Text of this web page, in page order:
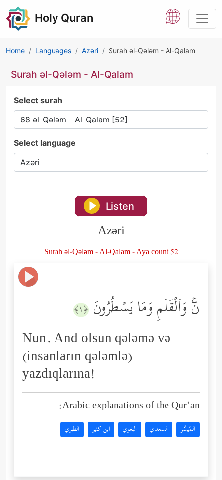
Holy Quran
Home Languages Azəri Surah əl-Qələm - Al-Qalam
Surah əl-Qələm - Al-Qalam
Select surah
Select language
Listen
Azəri
Surah əl-Qələm - Al-Qalam - Aya count 52
نۤۚ وَٱلۡقَلَمِ وَمَا یَسۡطُرُونَ ﴿١﴾
Nun. And olsun qələmə və
(insanların qələmlə)
yazdıqlarına!
Arabic explanations of the Qur’an:
المُيسَّر السعدي البغوي ابن كثير الطبري